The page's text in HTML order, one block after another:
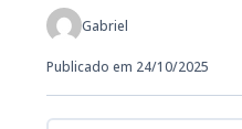
Gabriel
Publicado em 24/10/2025